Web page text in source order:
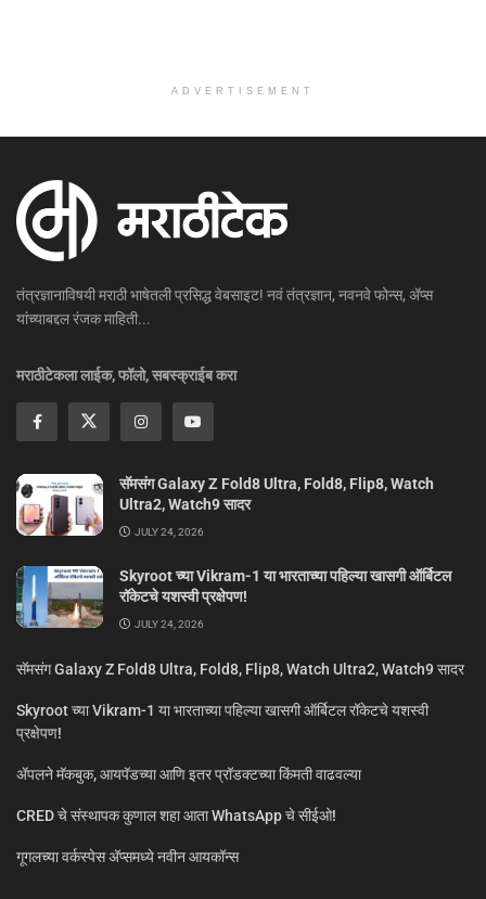
ADVERTISEMENT
तंत्रज्ञानाविषयी मराठी भाषेतली प्रसिद्ध वेबसाइट! नवं तंत्रज्ञान, नवनवे फोन्स, ॲप्स
यांच्याबद्दल रंजक माहिती...
मराठीटेकला लाईक, फॉलो, सबस्क्राईब करा
सॅमसंग Galaxy Z Fold8 Ultra, Fold8, Flip8, Watch
Ultra2, Watch9 सादर
JULY 24, 2026
Skyroot च्या Vikram-1 या भारताच्या पहिल्या खासगी ऑर्बिटल
रॉकेटचे यशस्वी प्रक्षेपण!
JULY 24, 2026
सॅमसंग Galaxy Z Fold8 Ultra, Fold8, Flip8, Watch Ultra2, Watch9 सादर
Skyroot च्या Vikram-1 या भारताच्या पहिल्या खासगी ऑर्बिटल रॉकेटचे यशस्वी
प्रक्षेपण!
ॲपलने मॅकबुक, आयपॅडच्या आणि इतर प्रॉडक्टच्या किंमती वाढवल्या
CRED चे संस्थापक कुणाल शहा आता WhatsApp चे सीईओ!
गूगलच्या वर्कस्पेस अ‍ॅप्समध्ये नवीन आयकॉन्स